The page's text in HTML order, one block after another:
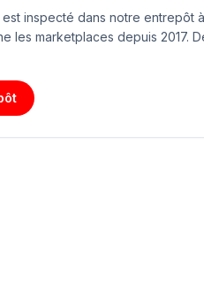
inspecté dans notre entrepôt
les marketplaces depuis 2017.